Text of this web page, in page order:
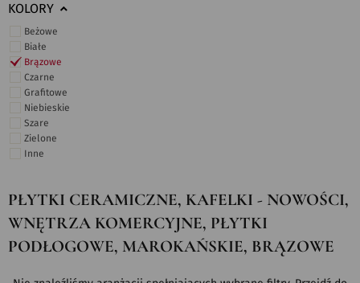
KOLORY
Beżowe
Białe
Brązowe
Czarne
Grafitowe
Niebieskie
Szare
Zielone
Inne
PŁYTKI CERAMICZNE, KAFELKI - NOWOŚCI,
WNĘTRZA KOMERCYJNE, PŁYTKI
PODŁOGOWE, MAROKAŃSKIE, BRĄZOWE